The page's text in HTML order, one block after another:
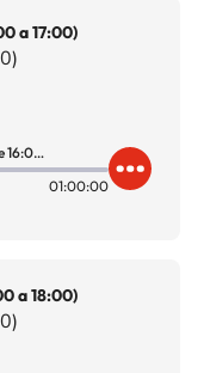
a 17:00)
40 al Dia (06/08/2026 - Tramo de 16:00 a 17:00)
01:00:00
a 18:00)